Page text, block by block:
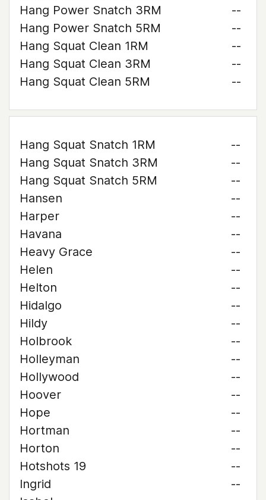
Hang Power Snatch 3RM
--
Hang Power Snatch 5RM
--
Hang Squat Clean 1RM
--
Hang Squat Clean 3RM
--
Hang Squat Clean 5RM
--
Hang Squat Snatch 1RM
--
Hang Squat Snatch 3RM
--
Hang Squat Snatch 5RM
--
Hansen
--
Harper
--
Havana
--
Heavy Grace
--
Helen
--
Helton
--
Hidalgo
--
Hildy
--
Holbrook
--
Holleyman
--
Hollywood
--
Hoover
--
Hope
--
Hortman
--
Horton
--
Hotshots 19
--
Ingrid
--